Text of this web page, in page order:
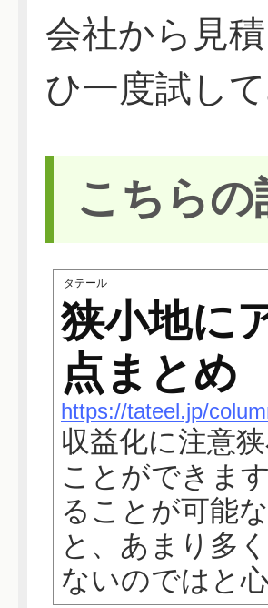
会社から見
ひ一度試し
こちら
タテール
狭小地に
点まとめ
https://tateel.jp/
収益化に注意
ことができま
ることが可能
と、あまり多
ないのではと